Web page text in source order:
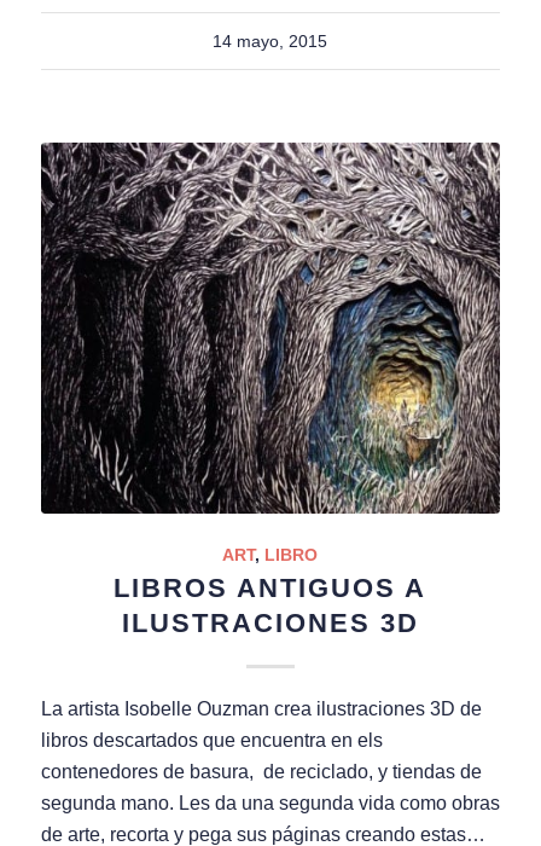
14 mayo, 2015
ART, LIBRO
LIBROS ANTIGUOS A
ILUSTRACIONES 3D
La artista Isobelle Ouzman crea ilustraciones 3D de
libros descartados que encuentra en els
contenedores de basura, de reciclado, y tiendas de
segunda mano. Les da una segunda vida como obras
de arte, recorta y pega sus páginas creando estas…